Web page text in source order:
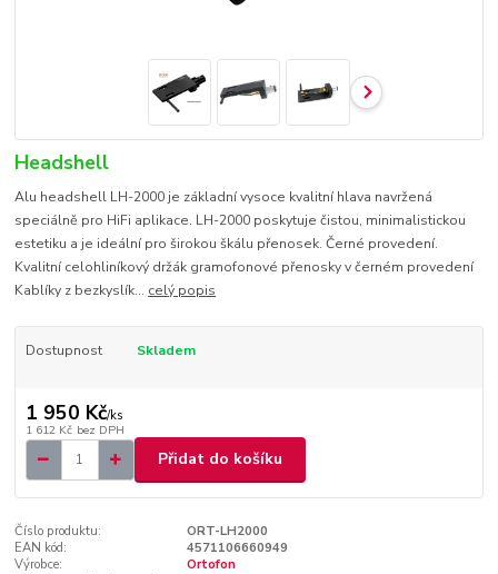
Headshell
Alu headshell LH-2000 je základní vysoce kvalitní hlava navržená
speciálně pro HiFi aplikace. LH-2000 poskytuje čistou, minimalistickou
estetiku a je ideální pro širokou škálu přenosek. Černé provedení.
Kvalitní celohliníkový držák gramofonové přenosky v černém provedení
Kablíky z bezkyslík... celý popis
Dostupnost Skladem
1 950 Kč/ks
1 612 Kč bez DPH
Přidat do košíku
Číslo produktu:
ORT-LH2000
EAN kód:
4571106660949
Výrobce:
Ortofon